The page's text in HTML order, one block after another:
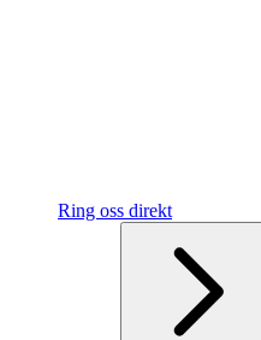
Ring oss direkt